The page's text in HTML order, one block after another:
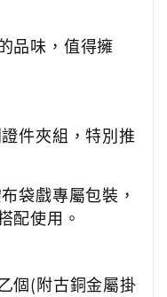
品味，值得擁
件夾組，特別推
袋戲專屬包裝，
配使用。
個(附古銅金屬掛